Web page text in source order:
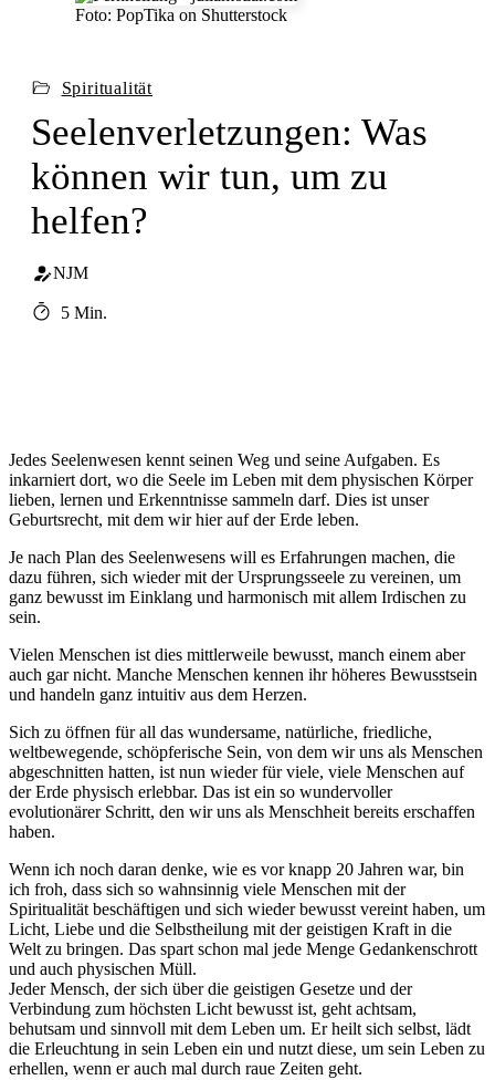
Foto: PopTika on Shutterstock
Spiritualität
Seelenverletzungen: Was
können wir tun, um zu
helfen?
NJM
5 Min.
Jedes Seelenwesen kennt seinen Weg und seine Aufgaben. Es
inkarniert dort, wo die Seele im Leben mit dem physischen Körper
lieben, lernen und Erkenntnisse sammeln darf. Dies ist unser
Geburtsrecht, mit dem wir hier auf der Erde leben.
Je nach Plan des Seelenwesens will es Erfahrungen machen, die
dazu führen, sich wieder mit der Ursprungsseele zu vereinen, um
ganz bewusst im Einklang und harmonisch mit allem Irdischen zu
sein.
Vielen Menschen ist dies mittlerweile bewusst, manch einem aber
auch gar nicht. Manche Menschen kennen ihr höheres Bewusstsein
und handeln ganz intuitiv aus dem Herzen.
Sich zu öffnen für all das wundersame, natürliche, friedliche,
weltbewegende, schöpferische Sein, von dem wir uns als Menschen
abgeschnitten hatten, ist nun wieder für viele, viele Menschen auf
der Erde physisch erlebbar. Das ist ein so wundervoller
evolutionärer Schritt, den wir uns als Menschheit bereits erschaffen
haben.
Wenn ich noch daran denke, wie es vor knapp 20 Jahren war, bin
ich froh, dass sich so wahnsinnig viele Menschen mit der
Spiritualität beschäftigen und sich wieder bewusst vereint haben, um
Licht, Liebe und die Selbstheilung mit der geistigen Kraft in die
Welt zu bringen. Das spart schon mal jede Menge Gedankenschrott
und auch physischen Müll.
Jeder Mensch, der sich über die geistigen Gesetze und der
Verbindung zum höchsten Licht bewusst ist, geht achtsam,
behutsam und sinnvoll mit dem Leben um. Er heilt sich selbst, lädt
die Erleuchtung in sein Leben ein und nutzt diese, um sein Leben zu
erhellen, wenn er auch mal durch raue Zeiten geht.